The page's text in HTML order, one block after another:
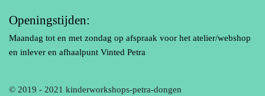
Openingstijden:
Maandag tot en met zondag op afspraak voor het atelier/webshop
en inlever en afhaalpunt Vinted Petra
© 2019 - 2021 kinderworkshops-petra-dongen